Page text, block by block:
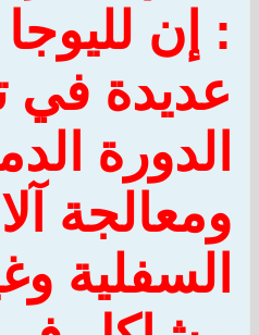
: إن
عديدة في
الدورة
ومعالجة
السفلية